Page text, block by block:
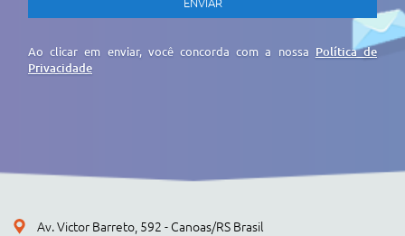
Ao clicar em enviar, você concorda com a nossa Política de
Privacidade
Av. Victor Barreto, 592 - Canoas/RS Brasil